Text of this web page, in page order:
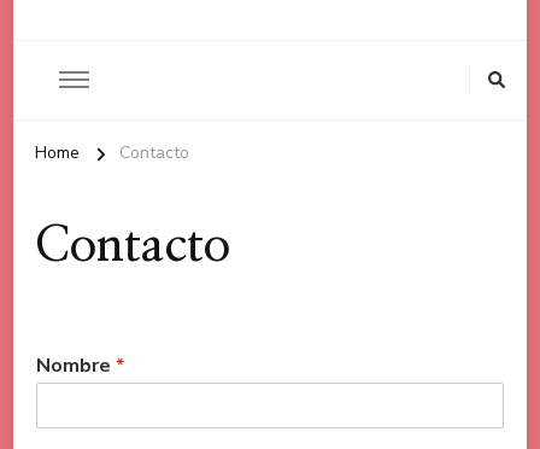
Home Contacto
Contacto
Nombre *